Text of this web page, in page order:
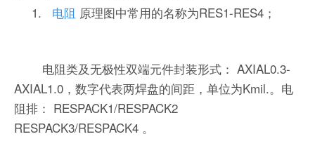
1. 电阻 原理图中常用的名称为RES1-RES4；
电阻类及无极性双端元件封装形式： AXIAL0.3-
AXIAL1.0，数字代表两焊盘的间距，单位为Kmil.。电
阻排： RESPACK1/RESPACK2
RESPACK3/RESPACK4 。